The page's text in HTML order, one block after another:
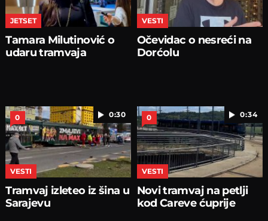
JETSET
Tamara Milutinović o
udaru tramvaja
VESTI
Očevidac o nesreći na
Dorćolu
0:30
0
VESTI
Tramvaj izleteo iz šina u
Sarajevu
0:34
0
VESTI
Novi tramvaj na petlji
kod Careve ćuprije